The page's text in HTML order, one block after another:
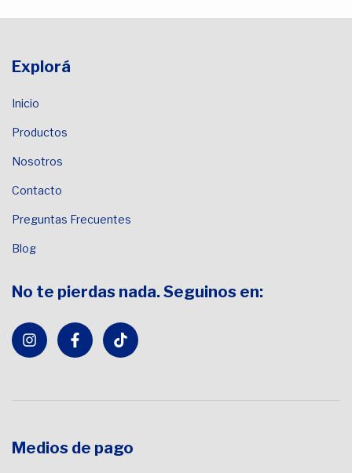
Explorá
Inicio
Productos
Nosotros
Contacto
Preguntas Frecuentes
Blog
No te pierdas nada. Seguinos en:
Medios de pago